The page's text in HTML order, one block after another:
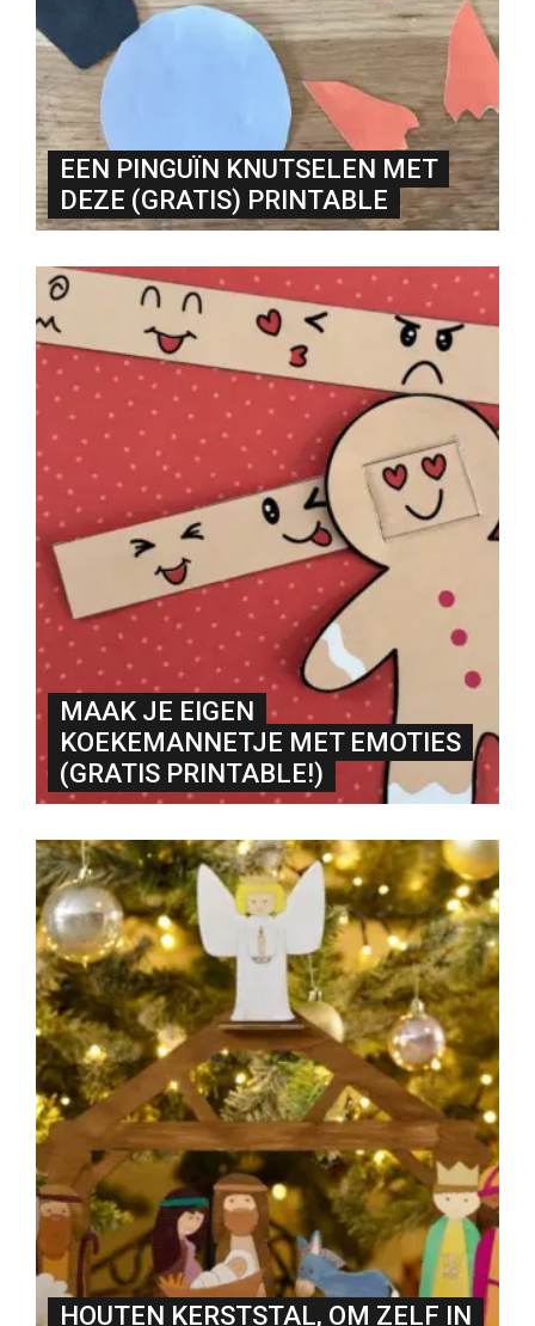
EEN PINGUÏN KNUTSELEN MET
DEZE (GRATIS) PRINTABLE
MAAK JE EIGEN
KOEKEMANNETJE MET EMOTIES
(GRATIS PRINTABLE!)
HOUTEN KERSTSTAL, OM ZELF IN